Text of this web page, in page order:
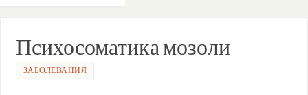
Психосоматика мозоли
ЗАБОЛЕВАНИЯ